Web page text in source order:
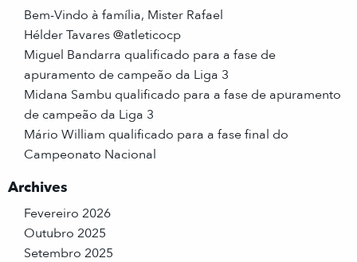
Bem-Vindo à família, Mister Rafael
Hélder Tavares @atleticocp
Miguel Bandarra qualificado para a fase de
apuramento de campeão da Liga 3
Midana Sambu qualificado para a fase de apuramento
de campeão da Liga 3
Mário William qualificado para a fase final do
Campeonato Nacional
Archives
Fevereiro 2026
Outubro 2025
Setembro 2025